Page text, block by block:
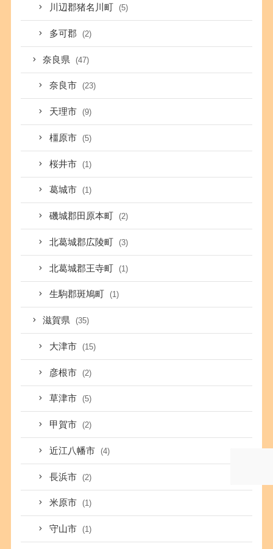
川辺郡猪名川町 (5)
多可郡 (2)
奈良県 (47)
奈良市 (23)
天理市 (9)
橿原市 (5)
桜井市 (1)
葛城市 (1)
磯城郡田原本町 (2)
北葛城郡広陵町 (3)
北葛城郡王寺町 (1)
生駒郡斑鳩町 (1)
滋賀県 (35)
大津市 (15)
彦根市 (2)
草津市 (5)
甲賀市 (2)
近江八幡市 (4)
長浜市 (2)
米原市 (1)
守山市 (1)